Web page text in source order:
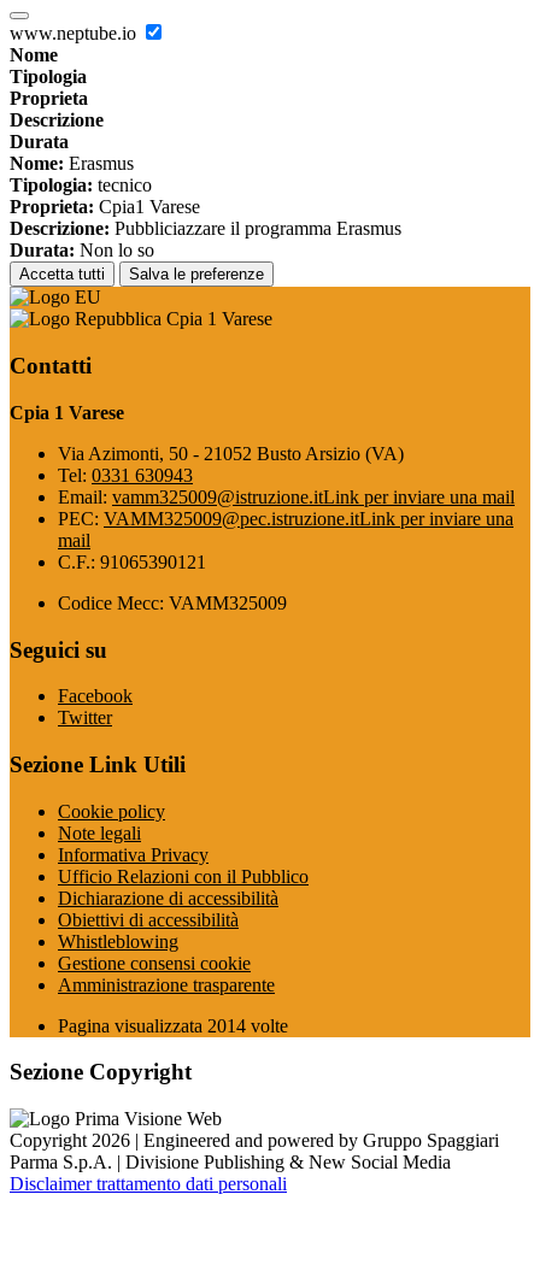
www.neptube.io
Nome
Tipologia
Proprieta
Descrizione
Durata
Nome: Erasmus
Tipologia: tecnico
Proprieta: Cpia1 Varese
Descrizione: Pubbliciazzare il programma Erasmus
Durata: Non lo so
Accetta tutti Salva le preferenze
Cpia 1 Varese
Contatti
Cpia 1 Varese
Via Azimonti, 50 - 21052 Busto Arsizio (VA)
Tel: 0331 630943
Email: vamm325009@istruzione.itLink per inviare una mail
PEC: VAMM325009@pec.istruzione.itLink per inviare una
mail
C.F.: 91065390121
Codice Mecc: VAMM325009
Seguici su
Facebook
Twitter
Sezione Link Utili
Cookie policy
Note legali
Informativa Privacy
Ufficio Relazioni con il Pubblico
Dichiarazione di accessibilità
Obiettivi di accessibilità
Whistleblowing
Gestione consensi cookie
Amministrazione trasparente
Pagina visualizzata 2014 volte
Sezione Copyright
Copyright 2026 | Engineered and powered by Gruppo Spaggiari
Parma S.p.A. | Divisione Publishing & New Social Media
Disclaimer trattamento dati personali